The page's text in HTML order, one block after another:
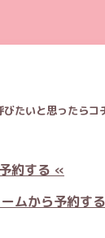
たいと思ったらコ
約する «
ムから予約す